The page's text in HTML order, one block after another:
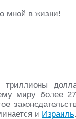
мной в жизни!
миру более
и Израиль